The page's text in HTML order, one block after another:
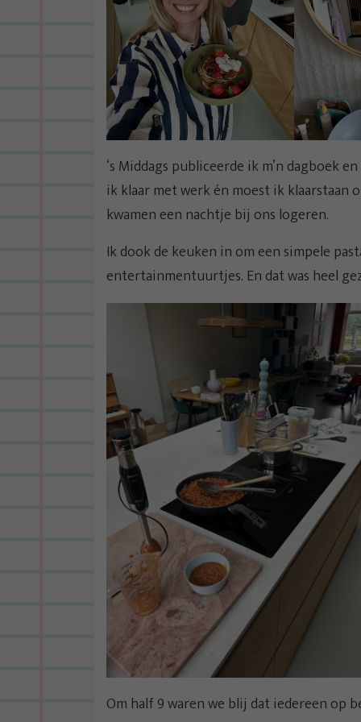
‘s Middags publiceerde ik m’n dagboek
ik klaar met werk én moest ik klaarstaan
kwamen een nachtje bij ons logeren.
Ik dook de keuken in om een simpele
entertainmentuurtjes. En dat was heel
Om half 9 waren we blij dat iedereen op